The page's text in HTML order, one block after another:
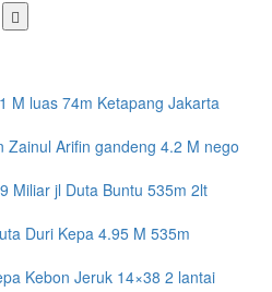
M luas 74m Ketapang Jakarta
Zainul Arifin gandeng 4.2 M nego
Miliar jl Duta Buntu 535m 2lt
Duri Kepa 4.95 M 535m
Kebon Jeruk 14×38 2 lantai